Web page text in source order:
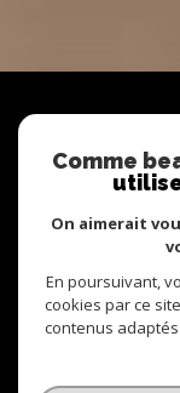
© 2026 | TOUS
Comme
On aimerait
En poursuivant,
cookies par ce
contenus